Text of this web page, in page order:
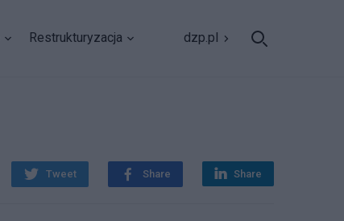
Restrukturyzacja dzp.pl
Tweet Share Share